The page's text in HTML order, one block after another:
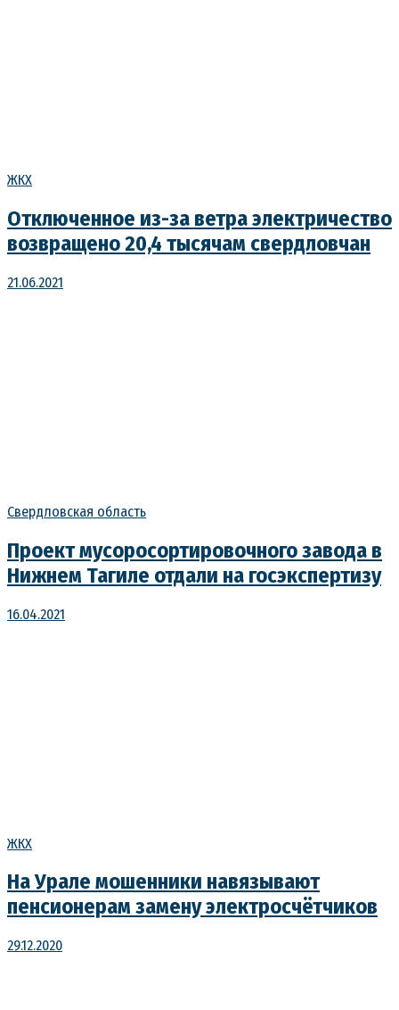
ЖКХ
Отключенное из-за ветра электричество
возвращено 20,4 тысячам свердловчан
21.06.2021
Свердловская область
Проект мусоросортировочного завода в
Нижнем Тагиле отдали на госэкспертизу
16.04.2021
ЖКХ
На Урале мошенники навязывают
пенсионерам замену электросчётчиков
29.12.2020